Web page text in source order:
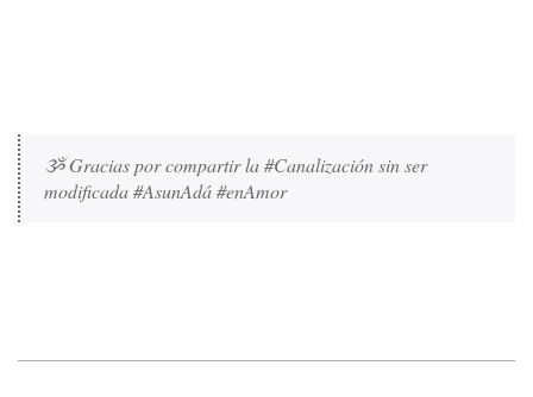
ૐ Gracias por compartir la #Canalización sin ser
modificada #AsunAdá #enAmor